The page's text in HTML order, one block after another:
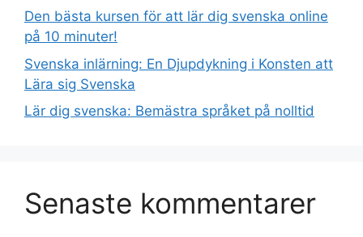
Den bästa kursen för att lär dig svenska online
på 10 minuter!
Svenska inlärning: En Djupdykning i Konsten att
Lära sig Svenska
Lär dig svenska: Bemästra språket på nolltid
Senaste kommentarer